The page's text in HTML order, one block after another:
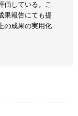
価している。こ
果報告にても提
の成果の実用化